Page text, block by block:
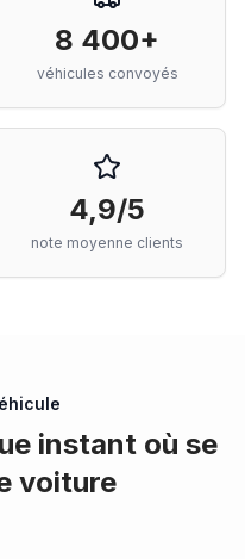
8 400+
véhicules convoyés
4,9/5
note moyenne clients
instant où se
voiture